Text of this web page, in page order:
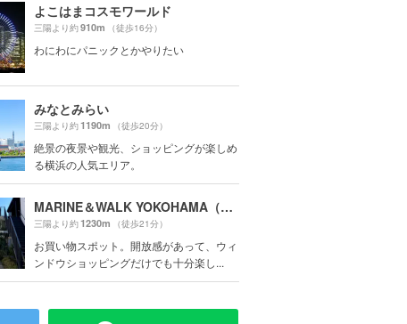
よこはまコスモワールド
三陽より約910m （徒歩16分）
わにわにパニックとかやりたい
みなとみらい
三陽より約1190m （徒歩20分）
絶景の夜景や観光、ショッピングが楽しめ
る横浜の人気エリア。
MARINE＆WALK YOKOHAMA（マリン アンド ウォーク ヨコハマ）
三陽より約1230m （徒歩21分）
お買い物スポット。開放感があって、ウィ
ンドウショッピングだけでも十分楽し...